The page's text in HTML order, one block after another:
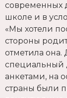
современных
школе и в
«Мы хотели
стороны
отметила она.
специальный
анкетами, на
страны были